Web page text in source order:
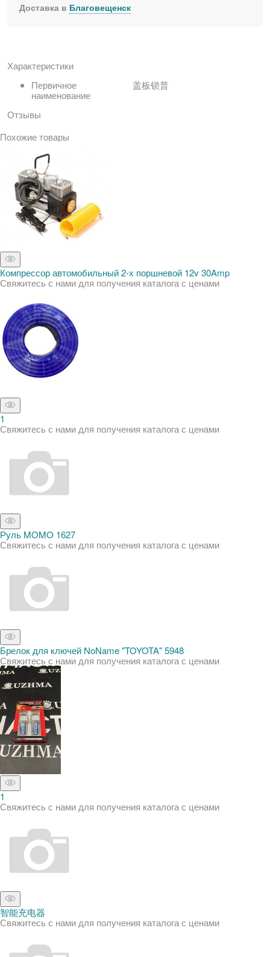
Доставка в Благовещенск
Характеристики
Первичное
наименование
盖板锁普
Отзывы
Похожие товары
Компрессор автомобильный 2-х поршневой 12v 30Amp
Свяжитесь с нами для получения каталога с ценами
1
Свяжитесь с нами для получения каталога с ценами
Руль MOMO 1627
Свяжитесь с нами для получения каталога с ценами
Брелок для ключей NoName "TOYOTA" 5948
Свяжитесь с нами для получения каталога с ценами
1
Свяжитесь с нами для получения каталога с ценами
智能充电器
Свяжитесь с нами для получения каталога с ценами